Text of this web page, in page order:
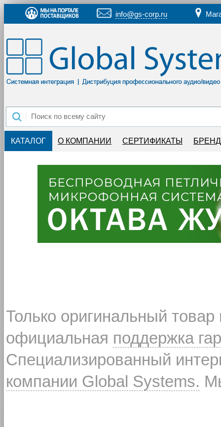
info@gs-corp.ru
КАТАЛОГ О КОМПАНИИ СЕРТИФИКАТЫ
Только оригинальный
официальная поддержка
Специализированный
компании Global Systems.